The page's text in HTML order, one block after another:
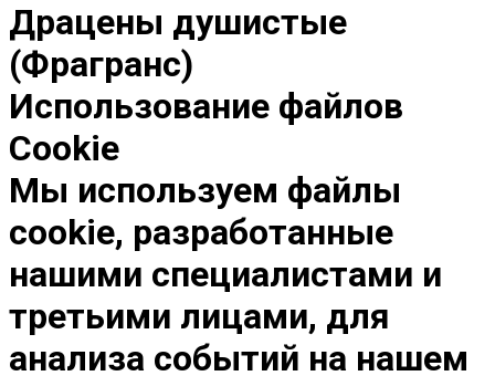
Драцены душистые
(Фрагранс)
Использование файлов
Cookie
Мы используем файлы
cookie, разработанные
нашими специалистами и
третьими лицами, для
анализа событий на нашем